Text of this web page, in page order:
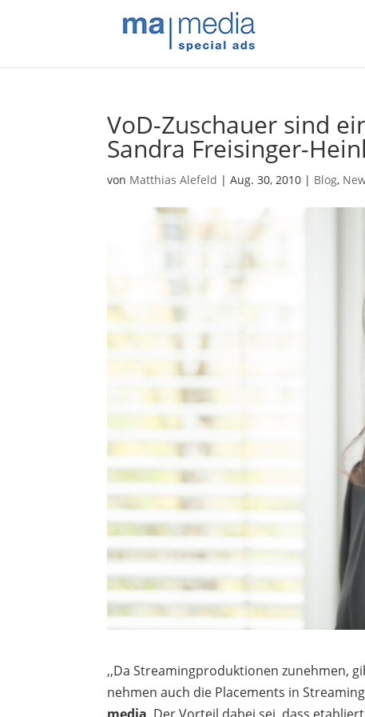
VoD-Zuschauer sind
Sandra Freisinger-Heinl
von Matthias Alefeld |Aug. 30, 2010 | Blog,
,,Da Streamingproduktionen zunehmen,
nehmen auch die Placements in